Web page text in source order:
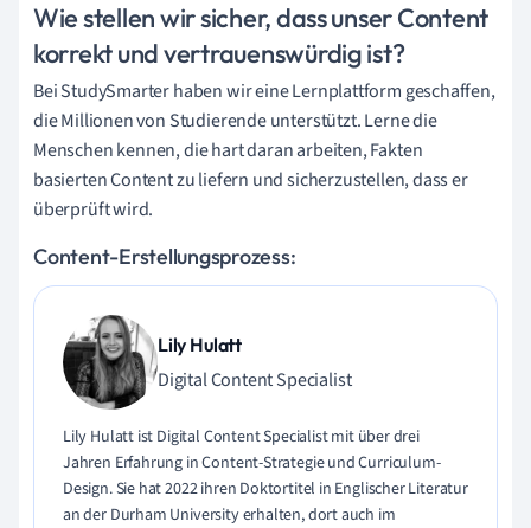
Wie stellen wir sicher, dass unser Content
korrekt und vertrauenswürdig ist?
Bei StudySmarter haben wir eine Lernplattform geschaffen,
die Millionen von Studierende unterstützt. Lerne die
Menschen kennen, die hart daran arbeiten, Fakten
basierten Content zu liefern und sicherzustellen, dass er
überprüft wird.
Content-Erstellungsprozess:
Lily Hulatt
Digital Content Specialist
Lily Hulatt ist Digital Content Specialist mit über drei
Jahren Erfahrung in Content-Strategie und Curriculum-
Design. Sie hat 2022 ihren Doktortitel in Englischer Literatur
an der Durham University erhalten, dort auch im